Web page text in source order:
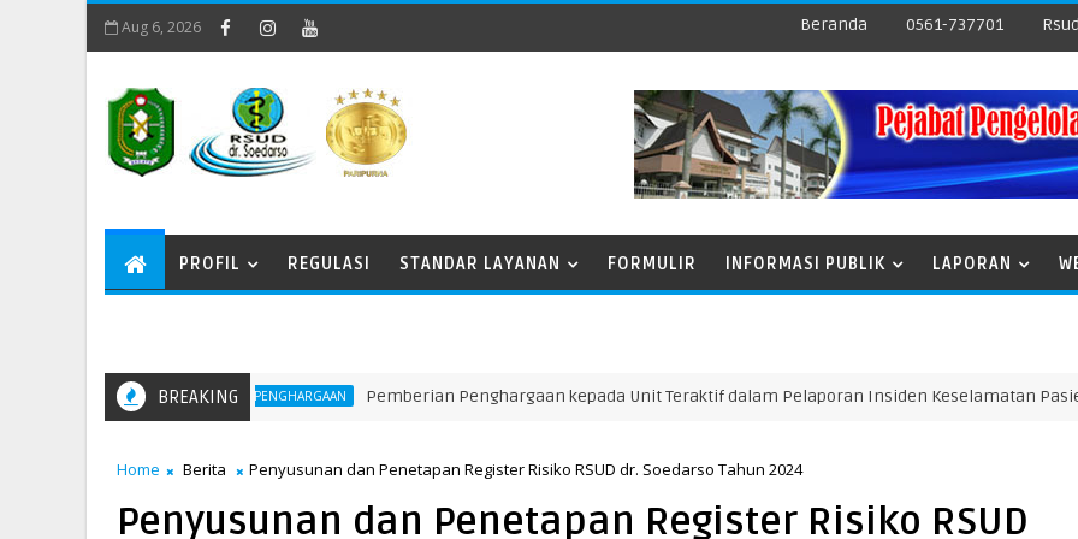
Aug 6, 2026 Beranda 0561-737701
PROFIL REGULASI STANDAR LAYANAN FORMULIR INFORMASI PUBLIK LAPORAN
BREAKING
PENGHARGAAN Pemberian Penghargaan kepada Unit Teraktif dalam Pelaporan Insiden Keselamatan Pasien
Home Berita Penyusunan dan Penetapan Register Risiko RSUD dr. Soedarso Tahun 2024
Penyusunan dan Penetapan Register Risiko RSUD